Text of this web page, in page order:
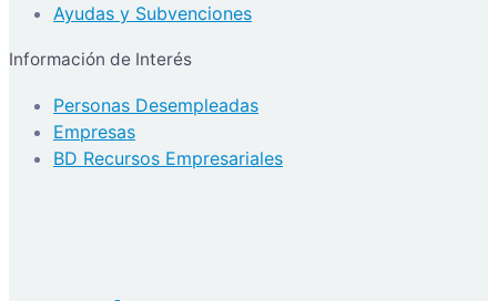
Ayudas y Subvenciones
Información de Interés
Personas Desempleadas
Empresas
BD Recursos Empresariales